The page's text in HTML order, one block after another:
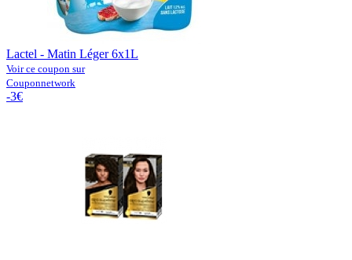
Lactel - Matin Léger 6x1L
Voir ce coupon sur
Couponnetwork
-3€